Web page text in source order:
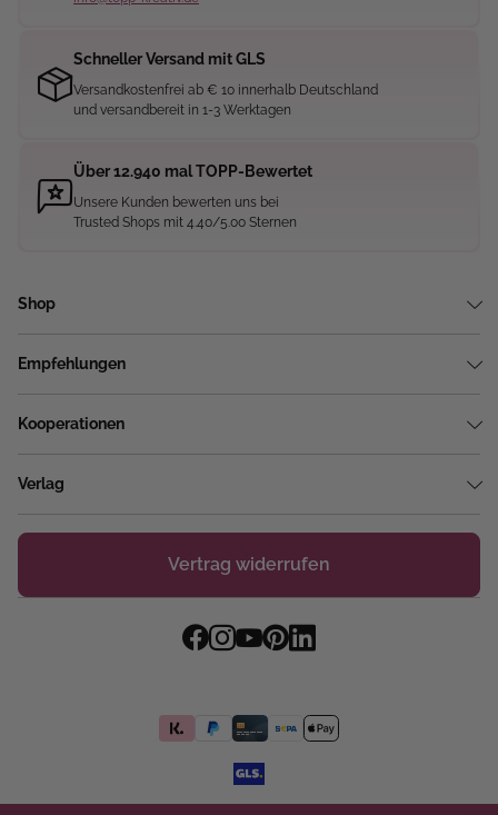
Schneller Versand mit GLS
Versandkostenfrei ab € 10 innerhalb Deutschland
und versandbereit in 1-3 Werktagen
Über 12.940 mal TOPP-Bewertet
Unsere Kunden bewerten uns bei
Trusted Shops mit 4.40/5.00 Sternen
Shop
Empfehlungen
Kooperationen
Verlag
Vertrag widerrufen